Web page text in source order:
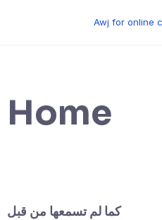
Awj for online
Home
كما لم تسمعها من قبل